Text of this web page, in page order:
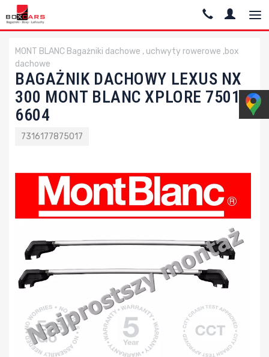
MONT BLANC Bagażniki dachowe , uchwyty rowerowe ,box
dachowe
BAGAŻNIK DACHOWY LEXUS NX
300 MONT BLANC XPLORE 7501-
6604
7316177875017